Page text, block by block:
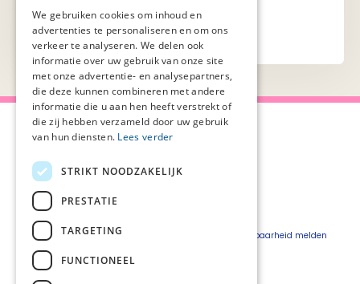
Over Palliaweb
Over PZNL
Pers
Vacatures
Webshop
Privacyverklaring
Beveiligingskwetsbaarheid melden
We gebruiken cookies om inhoud en
advertenties te personaliseren en om ons
verkeer te analyseren. We delen ook
informatie over uw gebruik van onze site
met onze advertentie- en analysepartners,
die deze kunnen combineren met andere
informatie die u aan hen heeft verstrekt of
die zij hebben verzameld door uw gebruik
van hun diensten. Lees verder
STRIKT NOODZAKELIJK
PRESTATIE
TARGETING
FUNCTIONEEL